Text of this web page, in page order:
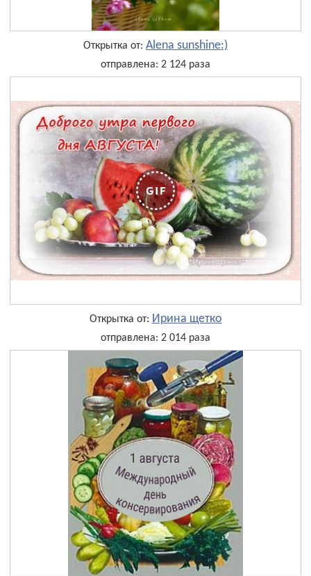
Открытка от: Alena sunshine:)
отправлена: 2 124 раза
Открытка от: Ирина щетко
отправлена: 2 014 раза